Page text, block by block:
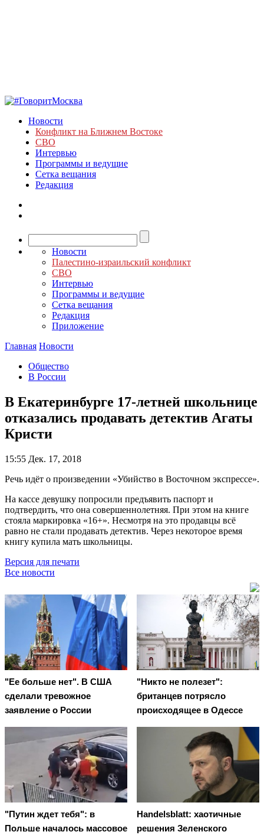
Новости
Конфликт на Ближнем Востоке
СВО
Интервью
Программы и ведущие
Сетка вещания
Редакция
Новости
Палестино-израильский конфликт
СВО
Интервью
Программы и ведущие
Сетка вещания
Редакция
Приложение
Главная Новости
Общество
В России
В Екатеринбурге 17-летней школьнице
отказались продавать детектив Агаты
Кристи
15:55 Дек. 17, 2018
Речь идёт о произведении «Убийство в Восточном экспрессе».
На кассе девушку попросили предъявить паспорт и
подтвердить, что она совершеннолетняя. При этом на книге
стояла маркировка «16+». Несмотря на это продавцы всё
равно не стали продавать детектив. Через некоторое время
книгу купила мать школьницы.
Версия для печати
Все новости
"Ее больше нет". В США
сделали тревожное
заявление о России
"Никто не полезет":
британцев потрясло
происходящее в Одессе
"Путин ждет тебя": в
Польше началось массовое
Handelsblatt: хаотичные
решения Зеленского